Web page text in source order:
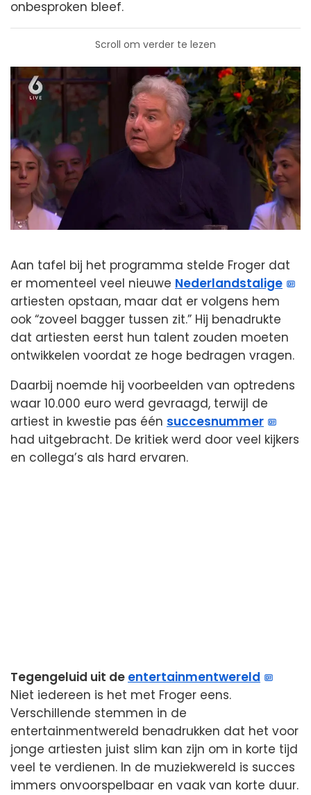
onbesproken bleef.
Scroll om verder te lezen
Aan tafel bij het programma stelde Froger dat
er momenteel veel nieuwe Nederlandstalige
artiesten opstaan, maar dat er volgens hem
ook “zoveel bagger tussen zit.” Hij benadrukte
dat artiesten eerst hun talent zouden moeten
ontwikkelen voordat ze hoge bedragen vragen.
Daarbij noemde hij voorbeelden van optredens
waar 10.000 euro werd gevraagd, terwijl de
artiest in kwestie pas één succesnummer
had uitgebracht. De kritiek werd door veel kijkers
en collega’s als hard ervaren.
Tegengeluid uit de entertainmentwereld
Niet iedereen is het met Froger eens.
Verschillende stemmen in de
entertainmentwereld benadrukken dat het voor
jonge artiesten juist slim kan zijn om in korte tijd
veel te verdienen. In de muziekwereld is succes
immers onvoorspelbaar en vaak van korte duur.